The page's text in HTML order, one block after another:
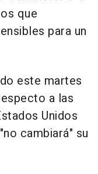
que
para un
este martes
a las
Unidos
cambiará" su